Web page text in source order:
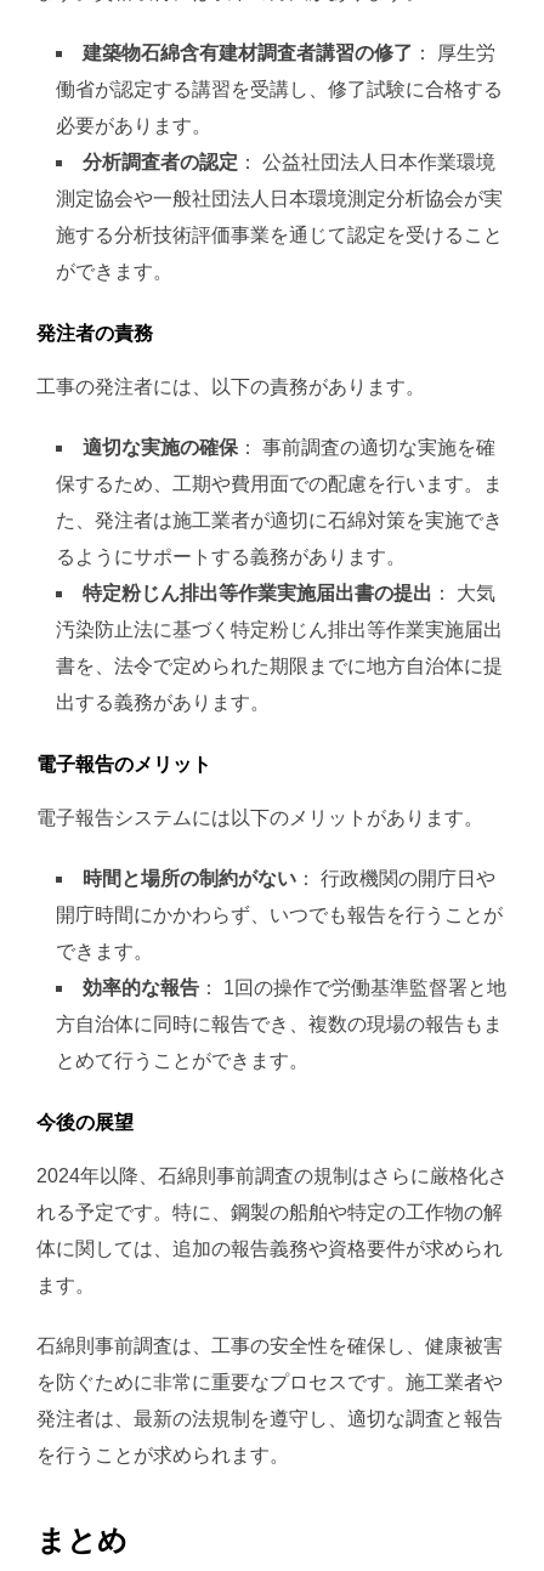
建築物石綿含有建材調査者講習の修了 ： 厚生労
働省が認定する講習を受講し、修了試験に合格する
必要があります​​。
分析調査者の認定 ： 公益社団法人日本作業環境
測定協会や一般社団法人日本環境測定分析協会が実
施する分析技術評価事業を通じて認定を受けること
ができます。
発注者の責務
工事の発注者には、以下の責務があります。
適切な実施の確保： 事前調査の適切な実施を確
保するため、工期や費用面での配慮を行います。ま
た、発注者は施工業者が適切に石綿対策を実施でき
るようにサポートする義務があります​​。
特定粉じん排出等作業実施届出書の提出 ： 大気
汚染防止法に基づく特定粉じん排出等作業実施届出
書を、法令で定められた期限までに地方自治体に提
出する義務があります。
電子報告のメリット
電子報告システムには以下のメリットがあります。
時間と場所の制約がない ： 行政機関の開庁日や
開庁時間にかかわらず、いつでも報告を行うことが
できます​​。
効率的な報告 ： 1回の操作で労働基準監督署と地
方自治体に同時に報告でき、複数の現場の報告もま
とめて行うことができます​​。
今後の展望
2024年以降、石綿則事前調査の規制はさらに厳格化さ
れる予定です。特に、鋼製の船舶や特定の工作物の解
体に関しては、追加の報告義務や資格要件が求められ
ます​​。
石綿則事前調査は、工事の安全性を確保し、健康被害
を防ぐために非常に重要なプロセスです。施工業者や
発注者は、最新の法規制を遵守し、適切な調査と報告
を行うことが求められます。
まとめ